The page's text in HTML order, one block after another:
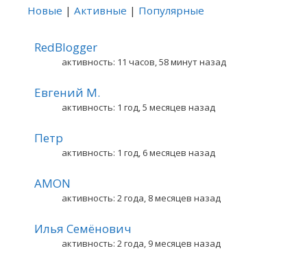
Новые | Активные | Популярные
RedBlogger
активность: 11 часов, 58 минут назад
Евгений М.
активность: 1 год, 5 месяцев назад
Петр
активность: 1 год, 6 месяцев назад
AMON
активность: 2 года, 8 месяцев назад
Илья Семёнович
активность: 2 года, 9 месяцев назад